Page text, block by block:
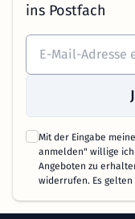
ins Postfach
Mit der Eingabe
anmelden" willige ich
Angeboten zu
widerrufen. Es